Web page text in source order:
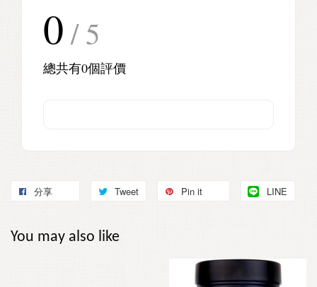
0 / 5
總共有0個評價
分享 Tweet Pin it LINE
You may also like